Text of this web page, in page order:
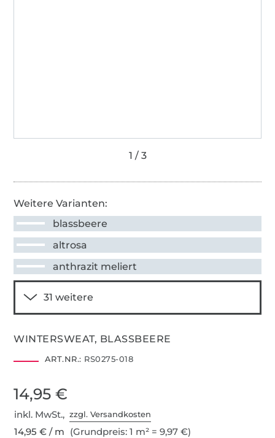
Weitere Varianten:
blassbeere
altrosa
anthrazit meliert
WINTERSWEAT, BLASSBEERE
ART.NR.: RS0275-018
14,95 €
inkl. MwSt.,zzgl. Versandkosten
14,95 € / m (Grundpreis: 1 m² = 9,97 €)